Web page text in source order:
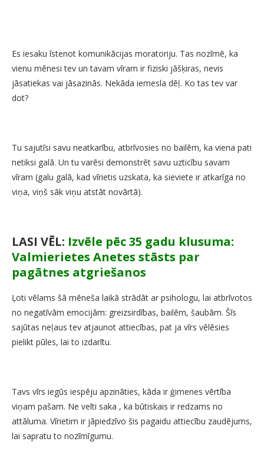
Es iesaku īstenot komunikācijas moratoriju. Tas nozīmē, ka
vienu mēnesi tev un tavam vīram ir fiziski jāšķiras, nevis
jāsatiekas vai jāsazinās. Nekāda iemesla dēļ. Ko tas tev var
dot?
Tu sajutīsi savu neatkarību, atbrīvosies no bailēm, ka viena pati
netiksi galā. Un tu varēsi demonstrēt savu uzticību savam
vīram (galu galā, kad vīrietis uzskata, ka sieviete ir atkarīga no
viņa, viņš sāk viņu atstāt novārtā).
LASI VĒL: Izvēle pēc 35 gadu klusuma:
Valmierietes Anetes stāsts par
pagātnes atgriešanos
Ļoti vēlams šā mēneša laikā strādāt ar psihologu, lai atbrīvotos
no negatīvām emocijām: greizsirdības, bailēm, šaubām. Šīs
sajūtas neļaus tev atjaunot attiecības, pat ja vīrs vēlēsies
pielikt pūles, lai to izdarītu.
Tavs vīrs iegūs iespēju apzināties, kāda ir ģimenes vērtība
viņam pašam. Ne velti saka , ka būtiskais ir redzams no
attāluma. Vīrietim ir jāpiedzīvo šis pagaidu attiecību zaudējums,
lai sapratu to nozīmīgumu.